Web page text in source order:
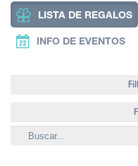
LISTA DE REGALOS
INFO DE EVENTOS